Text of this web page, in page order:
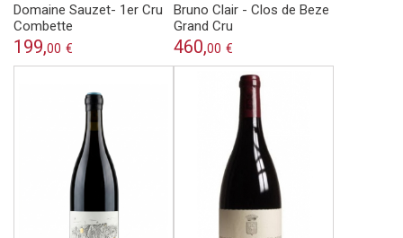
Domaine Sauzet- 1er Cru
Combette
199,00 €
Bruno Clair - Clos de Beze
Grand Cru
460,00 €